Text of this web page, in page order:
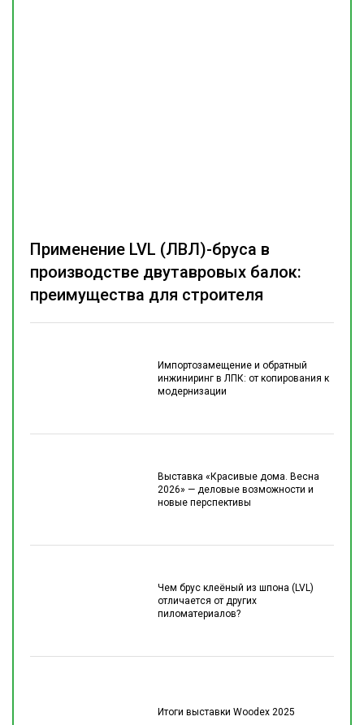
Импортозамещение и обратный
инжиниринг в ЛПК: от копирования к
модернизации
Выставка «Красивые дома. Весна
2026» — деловые возможности и
новые перспективы
Чем брус клеёный из шпона (LVL)
отличается от других
пиломатериалов?
Итоги выставки Woodex 2025
Применение LVL (ЛВЛ)-бруса в
производстве двутавровых балок:
преимущества для строителя